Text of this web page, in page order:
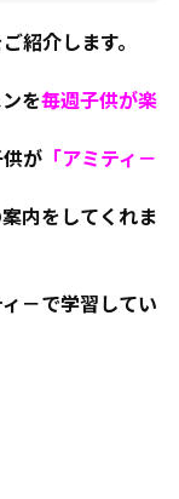
紹介します。
を毎週子供が楽
が 「アミティ－
内をしてくれま
－で学習してい